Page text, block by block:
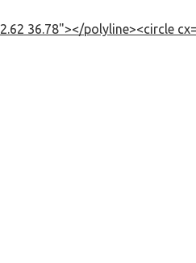
36.78"></polyline><circle